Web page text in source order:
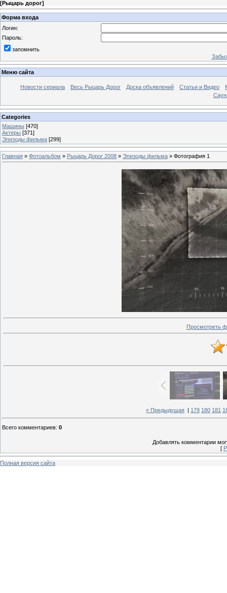
[Рыцарь дорог]
Форма входа
Логин:
Пароль:
запомнить
Меню сайта
Новости сериала Весь Рыцарь Дорог Доска объявлений Статьи и Видео
Categories
Машины [470]
Актеры [371]
Эпизоды фильма [299]
Главная » Фотоальбом » Рыцарь Дорог 2008 » Эпизоды фильма » Фотография 1
Просмотреть
« Предыдущая 179 180 181
Всего комментариев: 0
Добавлять комментарии
[
Полная версия сайта